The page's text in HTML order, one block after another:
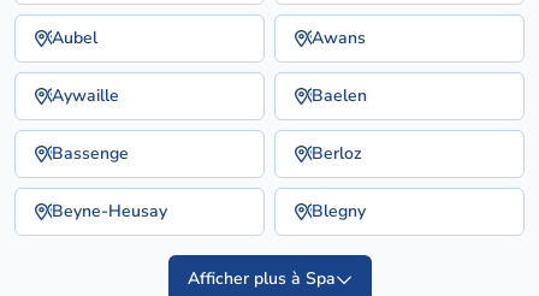
Aubel Awans
Aywaille Baelen
Bassenge Berloz
Beyne-Heusay Blegny
Afficher plus à Spa